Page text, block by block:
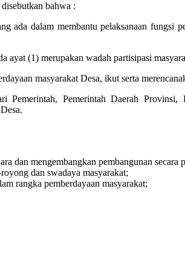
bahwa :
ada dalam membantu pelaksanaan fungsi
ayat (1) merupakan wadah partisipasi
masyarakat Desa, ikut serta
Pemerintah, Pemerintah Daerah
dan mengembangkan pembangunan secara
dan swadaya masyarakat;
rangka pemberdayaan masyarakat;